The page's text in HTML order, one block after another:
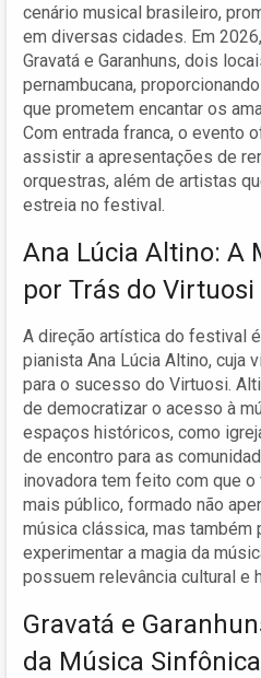
cenário musical brasileiro,
em diversas cidades. Em
Gravatá e Garanhuns, dois
pernambucana,
que prometem encantar os
Com entrada franca, o evento
assistir a apresentações de
orquestras, além de artistas
estreia no festival.
Ana Lúcia Altino: A
por Trás do Virtuosi
A direção artística do festival
pianista Ana Lúcia Altino, cuja
para o sucesso do Virtuosi.
de democratizar o acesso à
espaços históricos, como
de encontro para as
inovadora tem feito com que
mais público, formado não
música clássica, mas também
experimentar a magia da
possuem relevância cultural e
Gravatá e
da Música Sinfônica